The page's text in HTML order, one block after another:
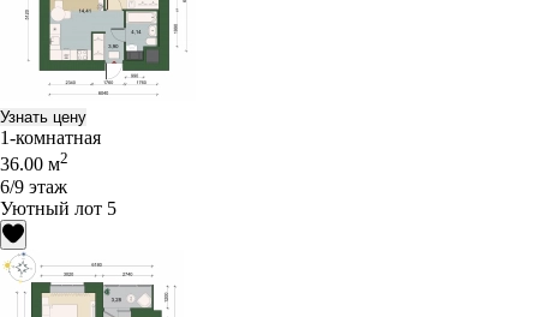
Узнать цену
1-комнатная
36.00 м2
6/9 этаж
Уютный лот 5